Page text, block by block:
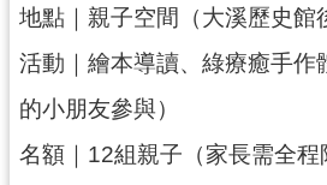
博
訊
息
公
告
地點｜親子空間（大溪歷史館
活動｜繪本導讀、綠療癒手作
的小朋友參與）
名額｜12組親子（家長需全程